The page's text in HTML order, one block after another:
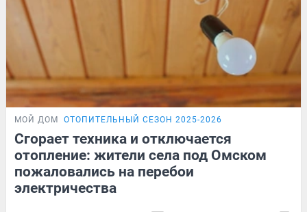
МОЙ ДОМ ОТОПИТЕЛЬНЫЙ СЕЗОН 2025-2026
Сгорает техника и отключается
отопление: жители села под Омском
пожаловались на перебои
электричества